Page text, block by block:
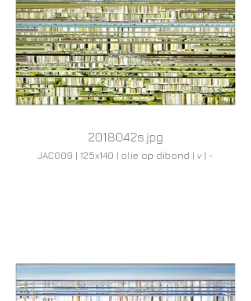
2018042s.jpg
JAC009 | 125x140 | olie op dibond | v | -